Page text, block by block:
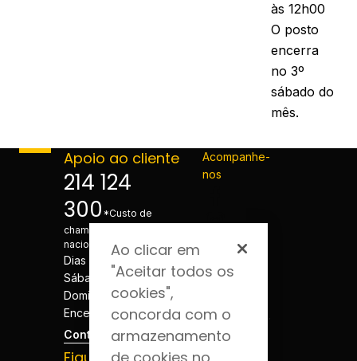
às 12h00
O posto
encerra
no 3º
sábado do
mês.
Apoio ao cliente
214 124
300 *Custo de
chamada para a rede fixa
nacional
Dias úteis - 08h às 20h
Sábados - 08h às 20h
Domingos e Feriados -
Encerrado
Contactos
Acompanhe-
nos
Ao clicar em
"Aceitar todos os
cookies",
concorda com o
armazenamento